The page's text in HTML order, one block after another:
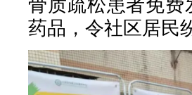
骨质疏松患者免
药品，令社区居民